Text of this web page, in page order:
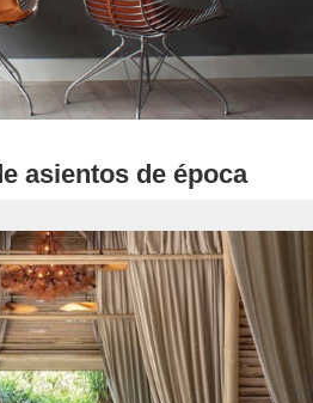
asientos de época